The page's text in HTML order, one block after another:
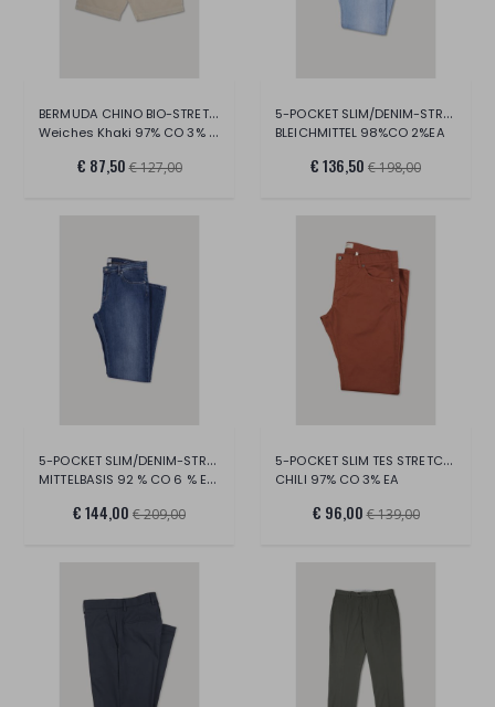
BERMUDA CHINO BIO-STRETCH-STOFF
Weiches Khaki 97% CO 3% EA
€ 87,50 € 127,00
5-POCKET SLIM/DENIM-STRETCH-HOSE
BLEICHMITTEL 98%CO 2%EA
€ 136,50 € 198,00
5-POCKET SLIM/DENIM-STRETCH-HOSE
MITTELBASIS 92 % CO 6 % EME 2 % EA
€ 144,00 € 209,00
5-POCKET SLIM TES STRETCH/CO. HOSEN
CHILI 97% CO 3% EA
€ 96,00 € 139,00